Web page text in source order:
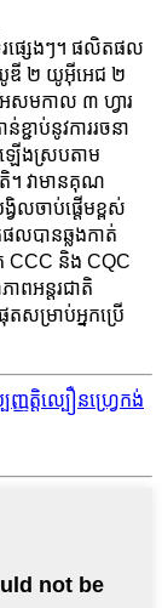
ផ្សេងៗ។ ផលិតផល
ឌី ២ យូអ៊ីអេជ ២
សមកាល ៣ ហ្វារ
ាប់នូវការរចនា
ើងស្របតាម
។ វាមានគុណ
វិលចាប់ផ្តើមខ្ពស់
លបានឆ្លងកាត់
CCC និង CQC
ពអន្តរជាតិ
សម្រាប់អ្នកប្រើ
ត្តិល្បឿនហ្វ្រេកង់